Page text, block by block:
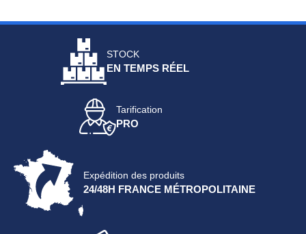
STOCK
EN TEMPS RÉEL
Tarification
PRO
Expédition des produits
24/48H FRANCE MÉTROPOLITAINE